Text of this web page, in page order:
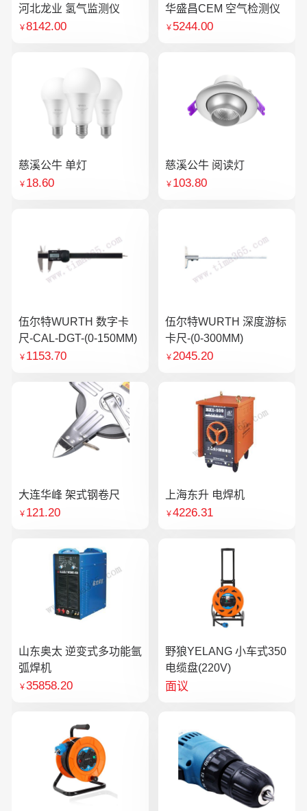
河北龙业 氢气监测仪
￥8142.00
华盛昌CEM 空气检测仪
￥ 5244.00
慈溪公牛 单灯
￥ 18.60
慈溪公牛 阅读灯
￥ 103.80
伍尔特WURTH 数字卡
尺-CAL-DGT-(0-150MM)
￥ 1153.70
伍尔特WURTH 深度游标
卡尺-(0-300MM)
￥2045.20
大连华峰 架式钢卷尺
￥ 121.20
上海东升 电焊机
￥4226.31
山东奥太 逆变式多功能氩
弧焊机
￥35858.20
野狼YELANG 小车式350
电缆盘(220V)
面议